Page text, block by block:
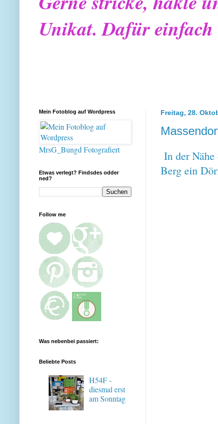
Unikat. Dafür
Freitag, 28.
In der Nähe
Berg ein
Mein Fotoblog auf Wordpress
MrsG_Bungd Fotografiert
Etwas verlegt? Findsdes odder
ned?
Follow me
Was nebenbei passiert:
Beliebte Posts
H54F -
diesmal erst
am Sonntag